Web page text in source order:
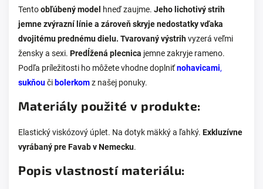
Tentoobľúbený model hneď zaujme. Jeho lichotivý strih
jemne zvýrazní línie a zároveň skryje nedostatky vďaka
dvojitému prednému dielu. Tvarovaný výstrihvyzerá veľmi
žensky a sexi. Predĺžená plecnica jemne zakryje rameno.
Podľa príležitosti ho môžete vhodne doplniťnohavicami,
sukňouči bolerkomz našej ponuky.
Materiály použité v produkte:
Elastický viskózový úplet. Na dotyk mäkký a ľahký. Exkluzívne
vyrábaný pre Favab v Nemecku.
Popis vlastností materiálu: